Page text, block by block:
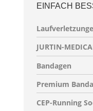
EINFACH
JURTIN-
Bandagen
Premium
CEP-Running